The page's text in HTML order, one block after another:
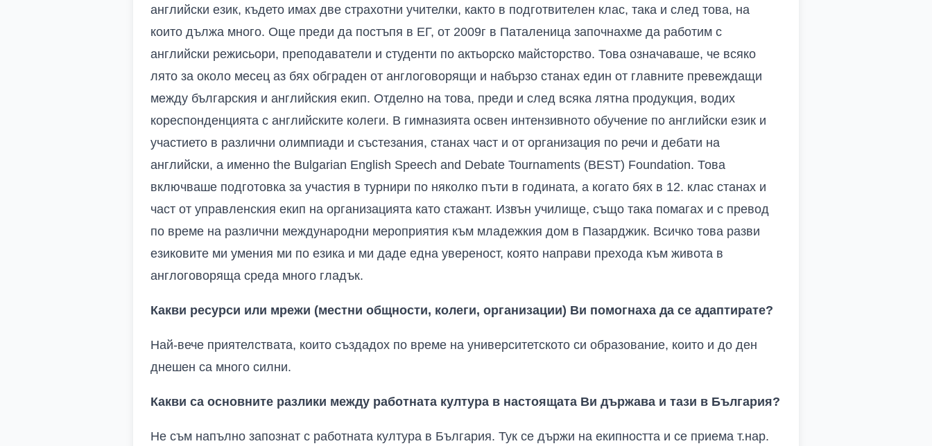
английски език, където имах две страхотни учителки, както в подготвителен клас, така и след това, на
които дължа много. Още преди да постъпя в ЕГ, от 2009г в Паталеница започнахме да работим с
английски режисьори, преподаватели и студенти по актьорско майсторство. Това означаваше, че всяко
лято за около месец аз бях обграден от англоговорящи и набързо станах един от главните превеждащи
между българския и английския екип. Отделно на това, преди и след всяка лятна продукция, водих
кореспонденцията с английските колеги. В гимназията освен интензивното обучение по английски език и
участието в различни олимпиади и състезания, станах част и от организация по речи и дебати на
английски, а именно the Bulgarian English Speech and Debate Tournaments (BEST) Foundation. Това
включваше подготовка за участия в турнири по няколко пъти в годината, а когато бях в 12. клас станах и
част от управленския екип на организацията като стажант. Извън училище, също така помагах и с превод
по време на различни международни мероприятия към младежкия дом в Пазарджик. Всичко това разви
езиковите ми умения ми по езика и ми даде една увереност, която направи прехода към живота в
англоговоряща среда много гладък.
Какви ресурси или мрежи (местни общности, колеги, организации) Ви помогнаха да се адаптирате?
Най-вече приятелствата, които създадох по време на университетското си образование, които и до ден
днешен са много силни.
Какви са основните разлики между работната култура в настоящата Ви държава и тази в България?
Не съм напълно запознат с работната култура в България. Тук се държи на екипността и се приема т.нар.